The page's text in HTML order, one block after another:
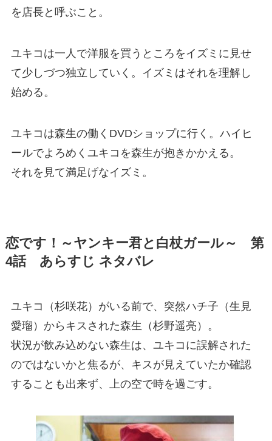
を店長と呼ぶこと。
ユキコは一人で洋服を買うところをイズミに見せ
て少しづつ独立していく。イズミはそれを理解し
始める。
ユキコは森生の働くDVDショップに行く。ハイヒ
ールでよろめくユキコを森生が抱きかかえる。
それを見て満足げなイズミ。
恋です！～ヤンキー君と白杖ガール～ 第
4話 あらすじ ネタバレ
ユキコ（杉咲花）がいる前で、突然ハチ子（生見
愛瑠）からキスされた森生（杉野遥亮）。
状況が飲み込めない森生は、ユキコに誤解された
のではないかと焦るが、キスが見えていたか確認
することも出来ず、上の空で時を過ごす。